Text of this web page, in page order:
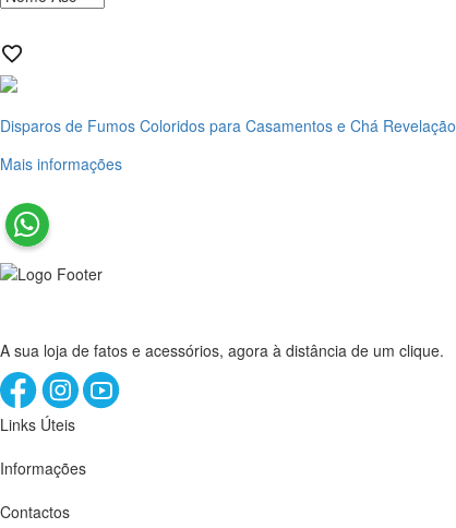
Disparos de Fumos Coloridos para Casamentos e Chá Revelação
Mais informações
A sua loja de fatos e acessórios, agora à distância de um clique.
Links Úteis
Informações
Contactos